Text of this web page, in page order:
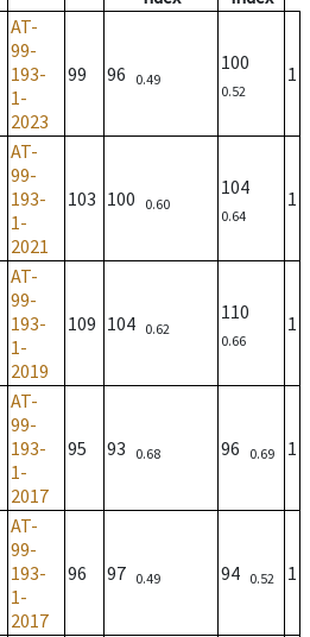
AT-
99-
193-
1-
2023
99 96 0.49
100
0.52
1
AT-
99-
193-
1-
2021
103 100 0.60
104
0.64
1
AT-
99-
193-
1-
2019
109 104 0.62
110
0.66
1
AT-
99-
193-
1-
2017
95 93 0.68 96 0.69 1
AT-
99-
193-
1-
2017
96 97 0.49 94 0.52 1